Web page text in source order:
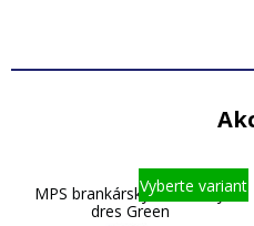
MPS brankársky florbalový
dres Green
Vyberte variant